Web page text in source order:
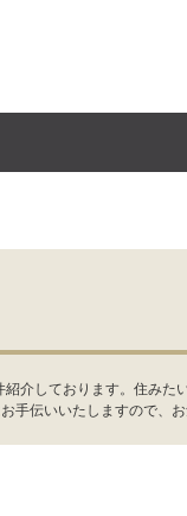
介しております。住みた
手伝いいたしますので、お